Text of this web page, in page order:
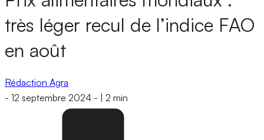
très léger recul de l’indice FAO
en août
Rédaction Agra
- 12 septembre 2024 - 2 min